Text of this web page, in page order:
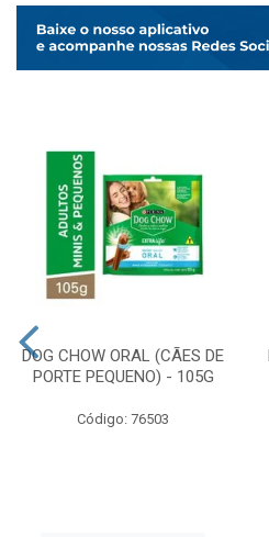
DOG CHOW ORAL (CÃES DE
PORTE PEQUENO) - 105G
Código: 76503